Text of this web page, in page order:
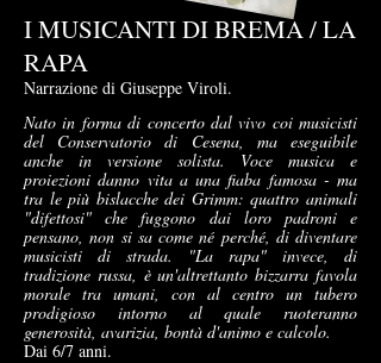
I MUSICANTI DI BREMA / LA
RAPA
Narrazione di Giuseppe Viroli.
Nato in forma di concerto dal vivo coi musicisti
del Conservatorio di Cesena, ma eseguibile
anche in versione solista. Voce musica e
proiezioni danno vita a una fiaba famosa - ma
tra le più bislacche dei Grimm: quattro animali
"difettosi" che fuggono dai loro padroni e
pensano, non si sa come né perché, di diventare
musicisti di strada. "La rapa" invece, di
tradizione russa, è un'altrettanto bizzarra favola
morale tra umani, con al centro un tubero
prodigioso intorno al quale ruoteranno
generosità, avarizia, bontà d'animo e calcolo.
Dai 6/7 anni.